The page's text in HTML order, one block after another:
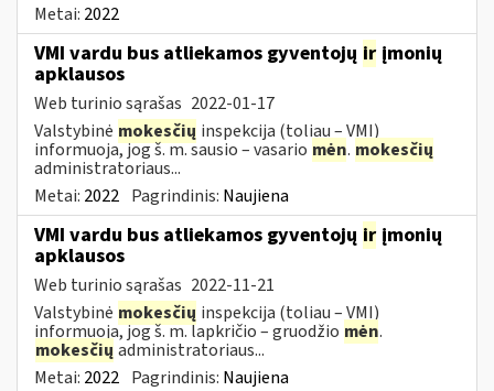
Metai: 2022
VMI vardu bus atliekamos gyventojų ir įmonių
apklausos
Web turinio sąrašas 2022-01-17
Valstybinė mokesčių inspekcija (toliau – VMI)
informuoja, jog š. m. sausio – vasario mėn. mokesčių
administratoriaus...
Metai: 2022 Pagrindinis: Naujiena
VMI vardu bus atliekamos gyventojų ir įmonių
apklausos
Web turinio sąrašas 2022-11-21
Valstybinė mokesčių inspekcija (toliau – VMI)
informuoja, jog š. m. lapkričio – gruodžio mėn.
mokesčių administratoriaus...
Metai: 2022 Pagrindinis: Naujiena